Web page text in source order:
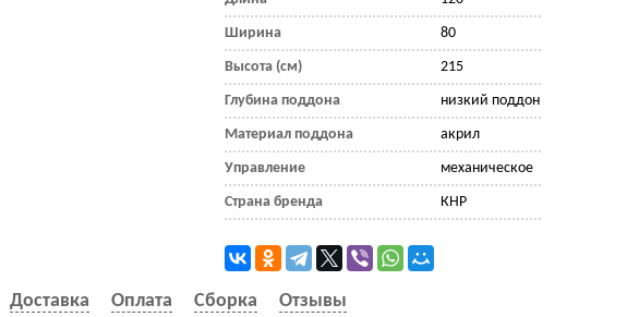
Ширина 80
Высота (см) 215
Глубина поддона низкий поддон
Материал поддона акрил
Управление механическое
Страна бренда КНР
Доставка Оплата Сборка Отзывы